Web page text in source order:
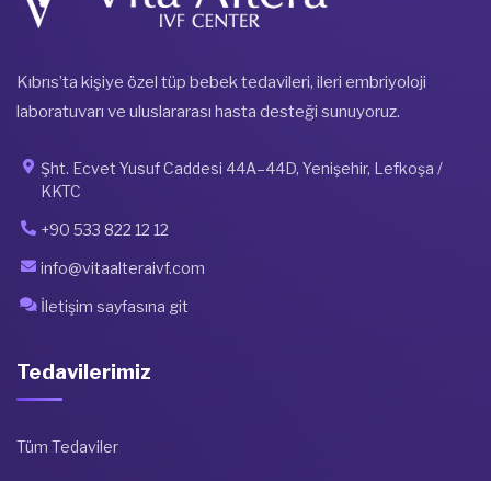
Kıbrıs’ta kişiye özel tüp bebek tedavileri, ileri embriyoloji
laboratuvarı ve uluslararası hasta desteği sunuyoruz.
Şht. Ecvet Yusuf Caddesi 44A–44D, Yenişehir, Lefkoşa /
KKTC
+90 533 822 12 12
info@vitaalteraivf.com
İletişim sayfasına git
Tedavilerimiz
Tüm Tedaviler